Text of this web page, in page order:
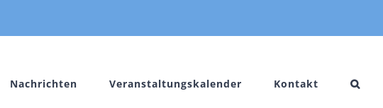
Nachrichten Veranstaltungskalender Kontakt